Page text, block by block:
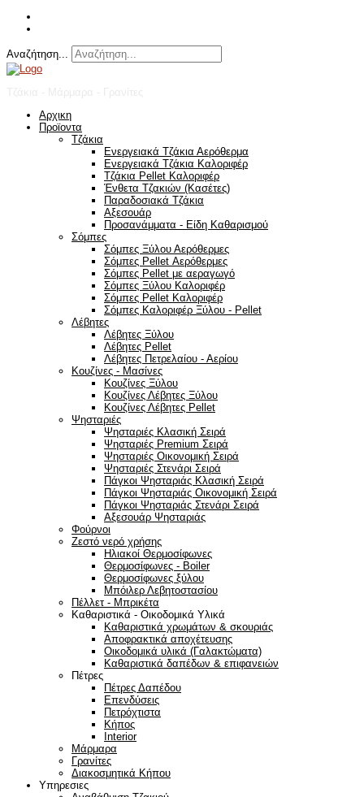
Αναζήτηση...
Αρχικη
Προϊοντα
Τζάκια
Ενεργειακά Τζάκια Αερόθερμα
Ενεργειακά Τζάκια Καλοριφέρ
Τζάκια Pellet Καλοριφέρ
Ένθετα Τζακιών (Κασέτες)
Παραδοσιακά Τζάκια
Αξεσουάρ
Προσανάμματα - Είδη Καθαρισμού
Σόμπες
Σόμπες Ξύλου Αερόθερμες
Σόμπες Pellet Αερόθερμες
Σόμπες Pellet με αεραγωγό
Σόμπες Ξύλου Καλοριφέρ
Σόμπες Pellet Καλοριφέρ
Σόμπες Καλοριφέρ Ξύλου - Pellet
Λέβητες
Λέβητες Ξύλου
Λέβητες Pellet
Λέβητες Πετρελαίου - Αερίου
Κουζίνες - Μασίνες
Κουζίνες Ξύλου
Κουζίνες Λέβητες Ξύλου
Κουζίνες Λέβητες Pellet
Ψησταριές
Ψησταριές Κλασική Σειρά
Ψησταριές Premium Σειρά
Ψησταριές Οικονομική Σειρά
Ψησταριές Στενάρι Σειρά
Πάγκοι Ψησταριάς Κλασική Σειρά
Πάγκοι Ψησταριάς Οικονομική Σειρά
Πάγκοι Ψησταριάς Στενάρι Σειρά
Αξεσουάρ Ψησταριάς
Φούρνοι
Ζεστό νερό χρήσης
Ηλιακοί Θερμοσίφωνες
Θερμοσίφωνες - Boiler
Θερμοσίφωνες ξύλου
Μπόιλερ Λεβητοστασίου
Πέλλετ - Μπρικέτα
Καθαριστικά - Οικοδομικά Υλικά
Καθαριστικά χρωμάτων & σκουριάς
Αποφρακτικά αποχέτευσης
Οικοδομικά υλικά (Γαλακτώματα)
Καθαριστικά δαπέδων & επιφανειών
Πέτρες
Πέτρες Δαπέδου
Επενδύσεις
Πετρόχτιστα
Κήπος
Interior
Μάρμαρα
Γρανίτες
Διακοσμητικά Κήπου
Υπηρεσιες